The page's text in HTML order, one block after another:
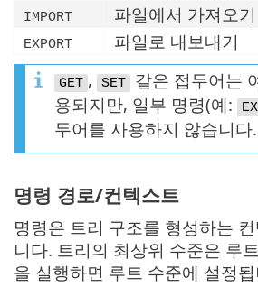
IMPORT 파일에서 가져오기
EXPORT 파일로 내보내기
GET , SET
같은 접두어는
용되지만, 일부 명령(예:
두어를 사용하지 않습니다.
명령 경로/컨텍스트
명령은 트리 구조를 형성하는
니다. 트리의 최상위 수준은 루
을 실행하면 루트 수준에 설정